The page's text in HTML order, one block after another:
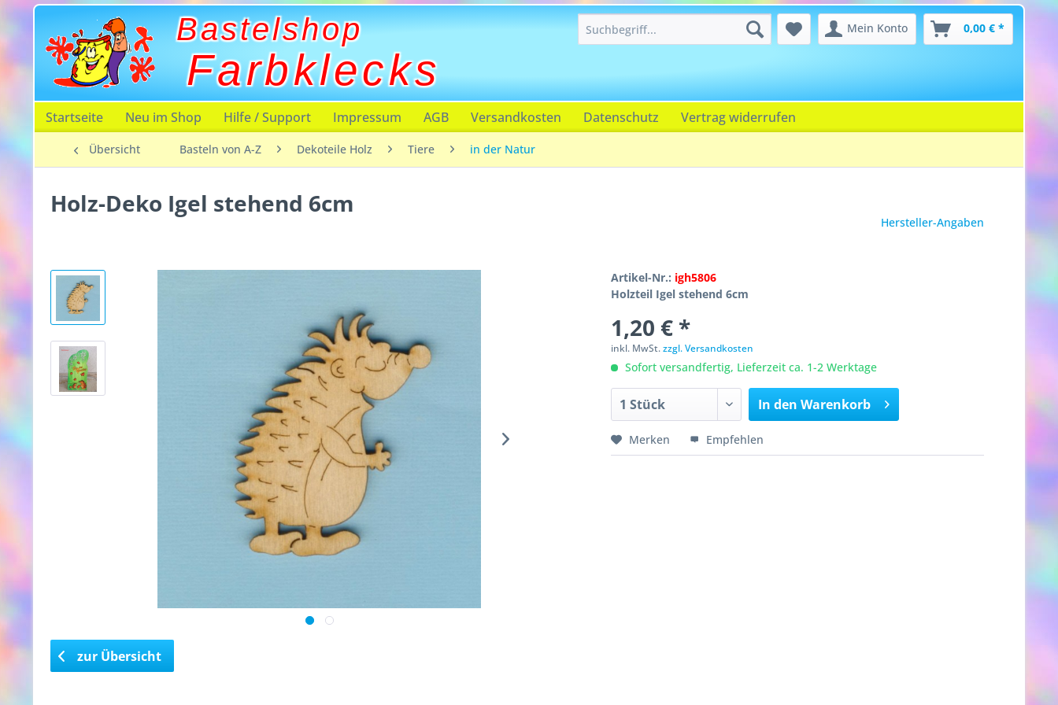
Bastelshop
Farbklecks
Mein Konto 0,00 € *
Startseite Neu im Shop Hilfe / Support Impressum AGB Versandkosten Datenschutz Vertrag widerrufen
Übersicht Basteln von A-Z Dekoteile Holz Tiere in der Natur
Holz-Deko Igel stehend 6cm
Hersteller-Angaben
Artikel-Nr.: igh5806
Holzteil Igel stehend 6cm
1,20 € *
inkl. MwSt.zzgl. Versandkosten
Sofort versandfertig, Lieferzeit ca. 1-2 Werktage
In den Warenkorb
Merken Empfehlen
zur Übersicht